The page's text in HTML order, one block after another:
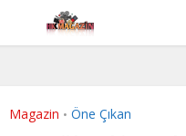
Magazin • Öne Çıkan